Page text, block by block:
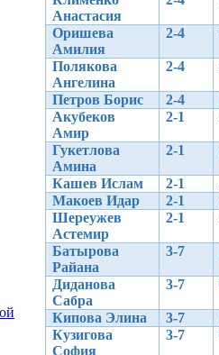
Анастасия
Оришева
Амилия
2-4
Полякова
Ангелина
2-4
Петров Борис 2-4
Акубеков
Амир
2-1
Гукетлова
Амина
2-1
Кашев Ислам 2-1
Макоев Идар
2-1
Шереужев
Астемир
2-1
Батырова
Райана
3-7
Диданова
Сабра
3-7
Кипова Элина 3-7
Кузигова
София
3-7